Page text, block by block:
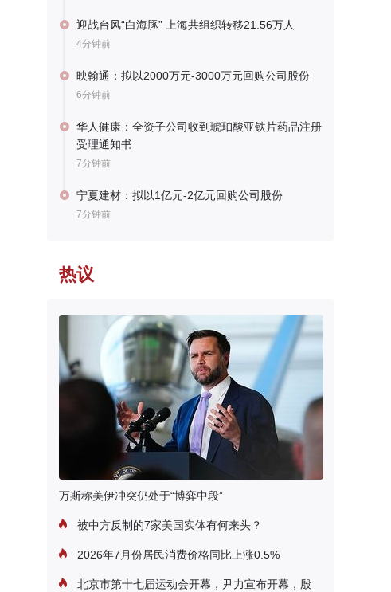
迎战台风“白海豚” 上海共组织转移21.56万人
4分钟前
映翰通：拟以2000万元-3000万元回购公司股份
6分钟前
华人健康：全资子公司收到琥珀酸亚铁片药品注册
受理通知书
7分钟前
宁夏建材：拟以1亿元-2亿元回购公司股份
7分钟前
热议
万斯称美伊冲突仍处于“博弈中段”
被中方反制的7家美国实体有何来头？
2026年7月份居民消费价格同比上涨0.5%
北京市第十七届运动会开幕，尹力宣布开幕，殷